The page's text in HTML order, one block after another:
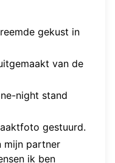
gekust in
van de
night stand
gestuurd.
partner
ik ben